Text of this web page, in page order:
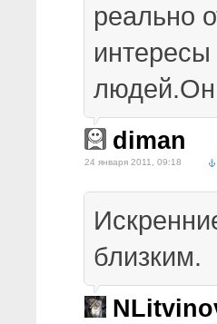
реально
diman
24 января 2011, 09:18
близким.